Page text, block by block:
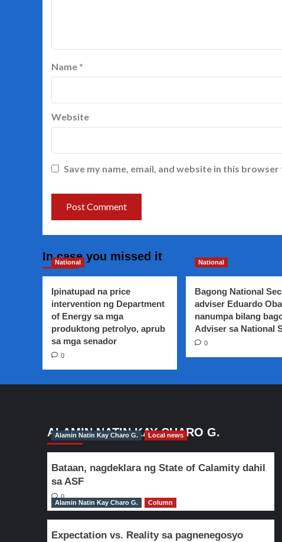
Name *
Website
Save my name, email, and website in this
In case you missed it
National
Ipinatupad na price
intervention ng Department
of Energy sa mga
produktong petrolyo, aprub
sa mga senador
0
National
Bagong National
adviser Eduardo
nanumpa bilang
Adviser sa National
0
ALAMIN NATIN KAY CHARO G.
Alamin Natin Kay Charo G. Local news
Bataan, nagdeklara ng State of Calamity dahil
sa ASF
0
Alamin Natin Kay Charo G.
Column
Expectation vs. Reality sa pagnenegosyo